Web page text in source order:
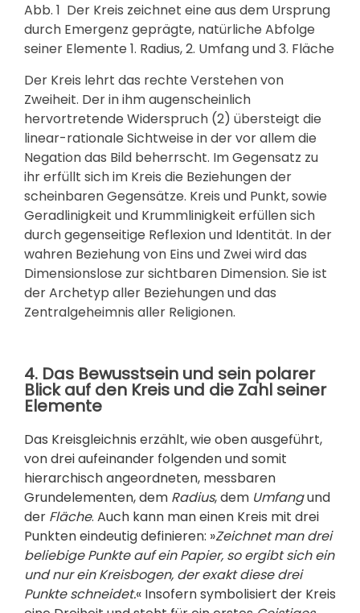
Abb. 1 Der Kreis zeichnet eine aus dem Ursprung
durch Emergenz geprägte, natürliche Abfolge
seiner Elemente 1. Radius, 2. Umfang und 3. Fläche
Der Kreis lehrt das rechte Verstehen von
Zweiheit. Der in ihm augenscheinlich
hervortretende Widerspruch (2) übersteigt die
linear-rationale Sichtweise in der vor allem die
Negation das Bild beherrscht. Im Gegensatz zu
ihr erfüllt sich im Kreis die Beziehungen der
scheinbaren Gegensätze. Kreis und Punkt, sowie
Geradlinigkeit und Krummlinigkeit erfüllen sich
durch gegenseitige Reflexion und Identität. In der
wahren Beziehung von Eins und Zwei wird das
Dimensionslose zur sichtbaren Dimension. Sie ist
der Archetyp aller Beziehungen und das
Zentralgeheimnis aller Religionen.
4. Das Bewusstsein und sein polarer
Blick auf den Kreis und die Zahl seiner
Elemente
Das Kreisgleichnis erzählt, wie oben ausgeführt,
von drei aufeinander folgenden und somit
hierarchisch angeordneten, messbaren
Grundelementen, dem Radius, dem Umfangund
der Fläche. Auch kann man einen Kreis mit drei
Punkten eindeutig definieren: »Zeichnet man drei
beliebige Punkte auf ein Papier, so ergibt sich ein
und nur ein Kreisbogen, der exakt diese drei
Punkte schneidet.« Insofern symbolisiert der Kreis